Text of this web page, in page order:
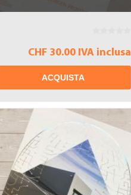
CHF 30.00 IVA inclusa
ACQUISTA